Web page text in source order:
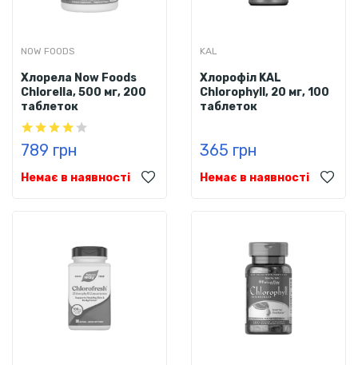
NOW FOODS
Хлорела Now Foods
Chlorella, 500 мг, 200
таблеток
789 грн
Немає в наявності
KAL
Хлорофіл KAL
Chlorophyll, 20 мг, 100
таблеток
365 грн
Немає в наявності